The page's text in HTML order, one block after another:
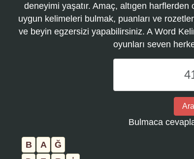
deneyimi yaşatır. Amaç, altıgen
uygun kelimeleri bulmak, puanları ve
ve beyin egzersizi yapabilirsiniz. A Word
oyunları seven
Bulmaca
B A
Ğ